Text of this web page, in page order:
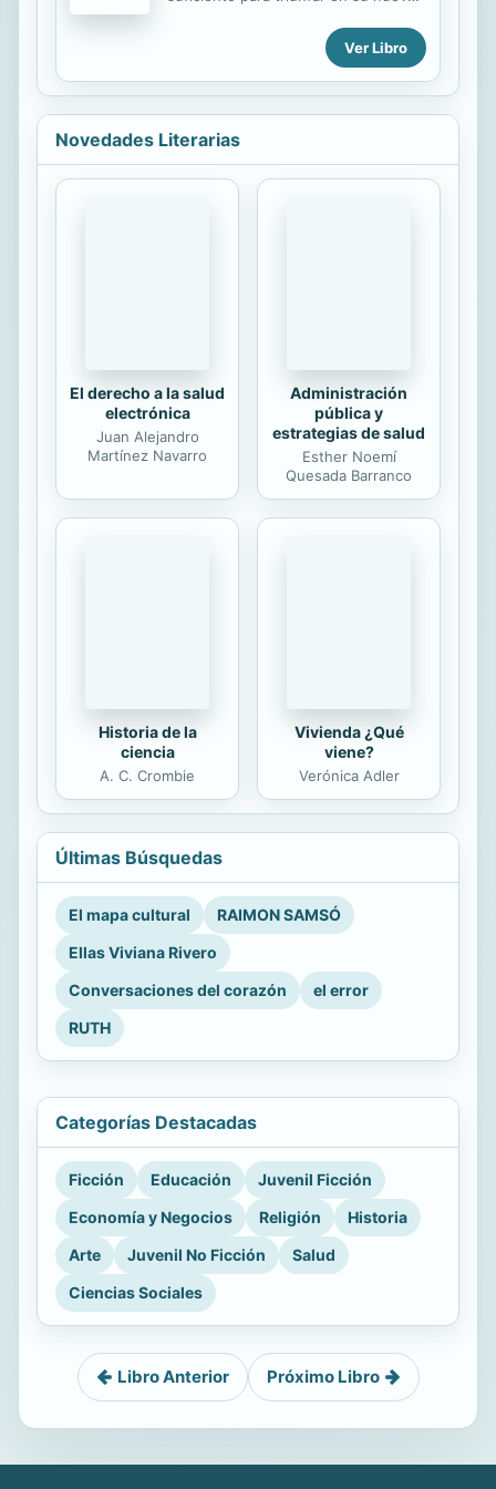
elegir: ¿proteges el prototipo o
ayudas a mantenerlo lejos de las
garras de VILE? Tus decisiones
pueden llevarte a vivir una aventura
por todo el mundo. ¿CUÁL SERÁ TU
PRÓXIMA JUGADA?
va a vivir a otra ciudad con su familia.
De la noche a la mañana deja de ser
el chico más popular de su curso y
Jake no se desanima y confía en sus
talentos especiales: ¡sus dotes de
Ver Libro
Novedades Literarias
El derecho a la salud
electrónica
Juan Alejandro
Martínez Navarro
Administración
pública y
estrategias de salud
Esther Noemí
Quesada Barranco
Historia de la
ciencia
A. C. Crombie
Vivienda ¿Qué
viene?
Verónica Adler
Últimas Búsquedas
El mapa cultural
RAIMON SAMSÓ
Ellas Viviana Rivero
Conversaciones del corazón
el error
RUTH
Categorías Destacadas
Ficción Educación
Juvenil Ficción
Economía y Negocios
Religión
Historia
Arte
Juvenil No Ficción
Salud
Ciencias Sociales
Libro Anterior Próximo Libro